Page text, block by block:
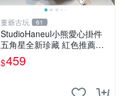
董爺古玩 61
StudioHaneul小熊愛心掛件
五角星全新珍藏 紅色推薦收
藏 玩具掛飾 掛件 新品
$459